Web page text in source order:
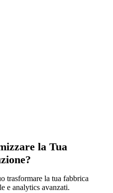
la Tua
trasformare la tua fabbrica
e analytics avanzati.